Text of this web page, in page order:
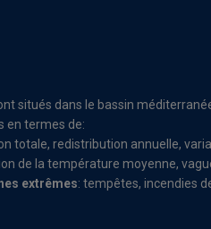
situés dans le bassin
en termes de:
totale, redistribution annuelle,
de la température moyenne,
extrêmes: tempêtes, incendies